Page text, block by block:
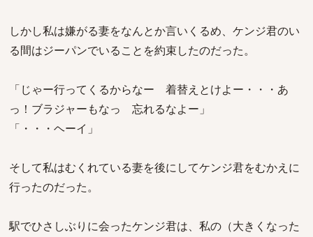
しかし私は嫌がる妻をなんとか言いくるめ、ケンジ君のい
る間はジーパンでいることを約束したのだった。
「じゃー行ってくるからなー 着替えとけよー・・・あ
っ！ブラジャーもなっ 忘れるなよー」
「・・・ヘーイ」
そして私はむくれている妻を後にしてケンジ君をむかえに
行ったのだった。
駅でひさしぶりに会ったケンジ君は、私の（大きくなった